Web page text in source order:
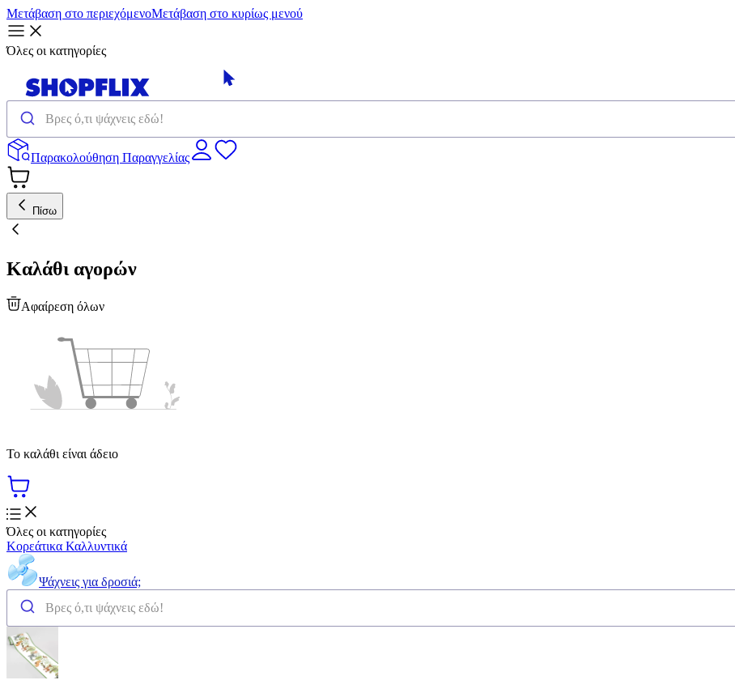
Μετάβαση στο περιεχόμενοΜετάβαση στο κυρίως μενού
Όλες οι κατηγορίες
Παρακολούθηση Παραγγελίας
Πίσω
Καλάθι αγορών
Αφαίρεση όλων
Το καλάθι είναι άδειο
Όλες οι κατηγορίες
Κορεάτικα Καλλυντικά
Ψάχνεις για δροσιά;